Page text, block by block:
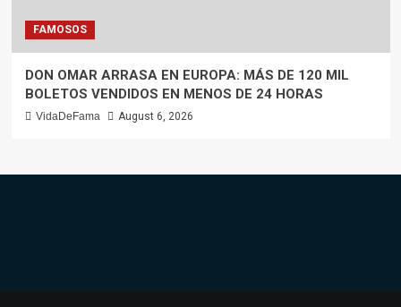
FAMOSOS
DON OMAR ARRASA EN EUROPA: MÁS DE 120 MIL
BOLETOS VENDIDOS EN MENOS DE 24 HORAS
VidaDeFama August 6, 2026